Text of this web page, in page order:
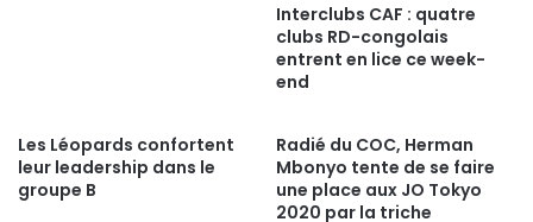
Interclubs CAF : quatre
clubs RD-congolais
entrent en lice ce week-
end
Les Léopards confortent
leur leadership dans le
groupe B
Radié du COC, Herman
Mbonyo tente de se faire
une place aux JO Tokyo
2020 par la triche